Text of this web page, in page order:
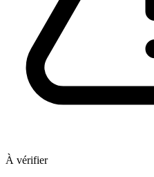
À vérifier